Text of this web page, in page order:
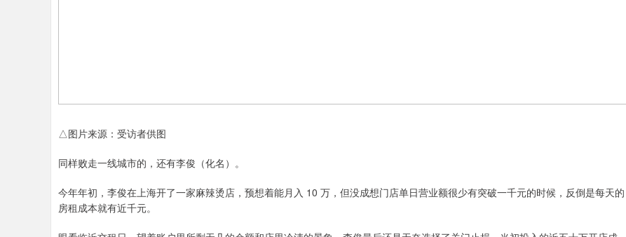
△图片来源：受访者供图
同样败走一线城市的，还有李俊（化名）。
今年年初，李俊在上海开了一家麻辣烫店，预想着能月入 10 万，但没成想门店单日营业额很少有突破一千元的时候，反倒是每天的
房租成本就有近千元。